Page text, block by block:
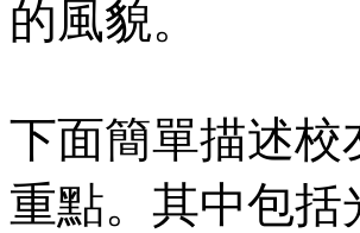
的風貌。
下面簡單描述校
重點。其中包